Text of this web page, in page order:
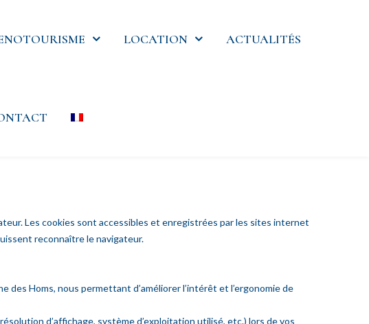
LOCATION ACTUALITÉS
Les cookies sont accessibles et enregistrées par les sites internet
reconnaître le navigateur.
Homs, nous permettant d’améliorer l’intérêt et l’ergonomie de
d’affichage, système d’exploitation utilisé, etc.) lors de vos